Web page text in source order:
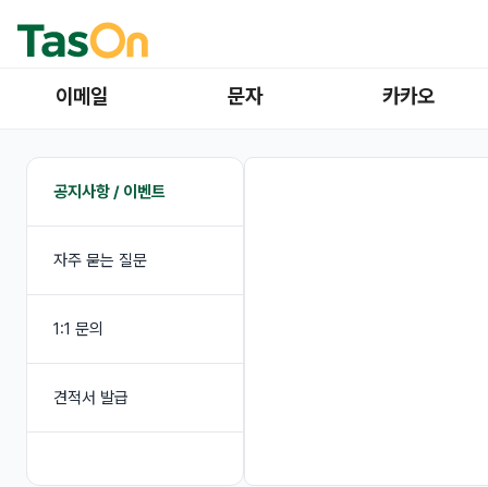
이메일 문자 카카오
공지사항 / 이벤트
자주 묻는 질문
1:1 문의
견적서 발급